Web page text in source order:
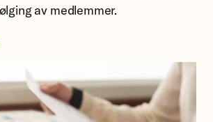
av medlemmer.